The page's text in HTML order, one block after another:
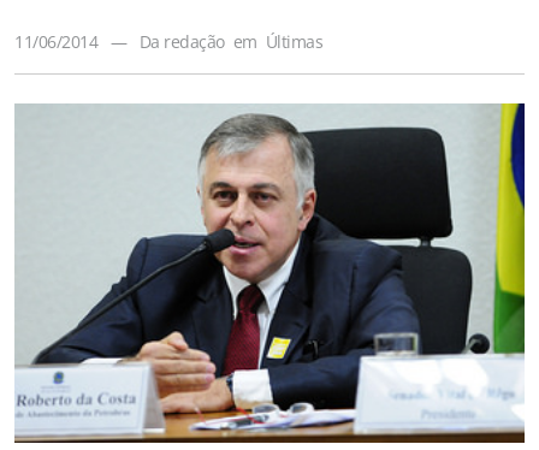
11/06/2014 — Da redação em Últimas